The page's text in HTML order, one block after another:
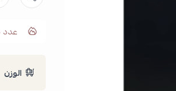
عدد
الوزن